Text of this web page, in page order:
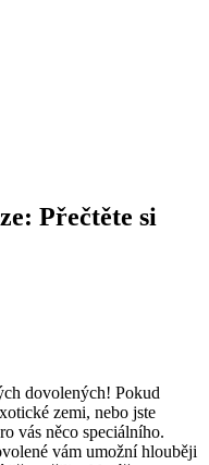
Přečtěte si
dovolených! Pokud
zemi, nebo jste
vás něco speciálního.
vám umožní hlouběji